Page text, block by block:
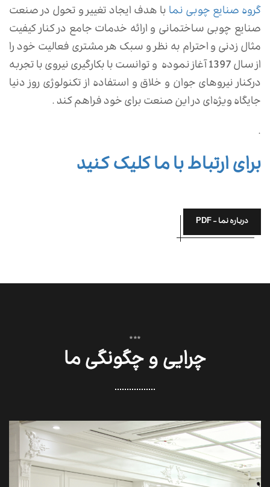
گروه صنایع چوبی نما با هدف ایجاد تغییر و تحول در صنعت
صنایع چوبی ساختمانی و ارائه خدمات جامع در کنار کیفیت
مثال زدنی و احترام به نظر و سبک هر مشتری فعالیت خود را
از سال 1397 آغاز نموده و توانست با بکارگیری نیروی با تجربه
درکنار نیروهای جوان و خلاق و استفاده از تکنولوژی روز دنیا
جایگاه ویژه‌ای در این صنعت برای خود فراهم کند .
.
برای ارتباط با ما کلیک کنید
درباره نما - PDF
***
چرایی و چگونگی ما